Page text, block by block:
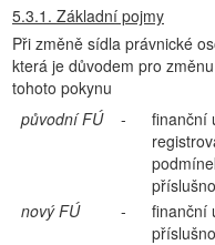
5.3.1. Základní pojmy
Při změně sídla právnické
která je důvodem pro
tohoto pokynu
původní FÚ
-
finanční
nový FÚ
-
finanční